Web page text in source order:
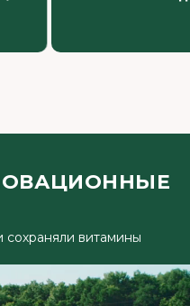
витамины